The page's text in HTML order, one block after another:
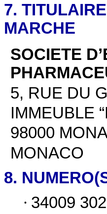
7.
MARCHE
SOCIETE
5, RUE DU
IMMEUBLE
98000
MONACO
8.
· 34009